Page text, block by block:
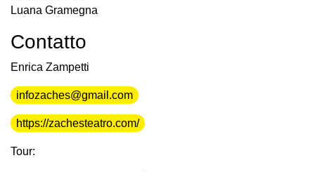
Luana Gramegna
Contatto
Enrica Zampetti
infozaches@gmail.com
https://zachesteatro.com/
Tour: